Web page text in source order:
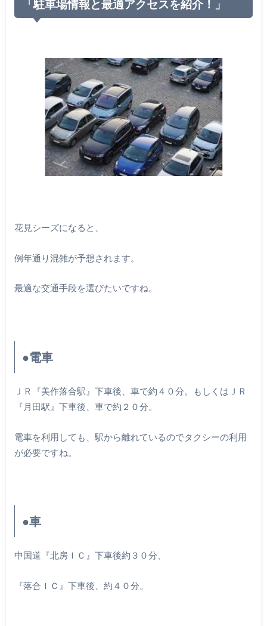
「駐車場情報と最適アクセスを紹介！」
花見シーズになると、
例年通り混雑が予想されます。
最適な交通手段を選びたいですね。
●電車
ＪＲ『美作落合駅』下車後、車で約４０分。もしくはＪＲ
『月田駅』下車後、車で約２０分。
電車を利用しても、駅から離れているのでタクシーの利用
が必要ですね。
●車
中国道『北房ＩＣ』下車後約３０分、
『落合ＩＣ』下車後、約４０分。